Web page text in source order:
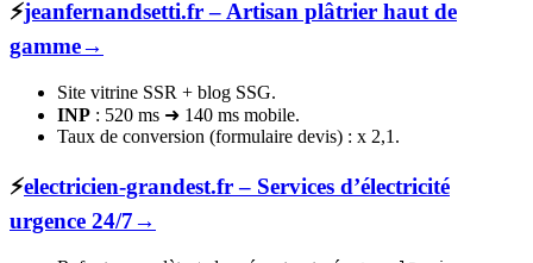
⚡jeanfernandsetti.fr– Artisan plâtrier haut de
gamme→
Site vitrine SSR + blog SSG.
INP : 520 ms ➜ 140 ms mobile.
Taux de conversion (formulaire devis) : x 2,1.
⚡electricien-grandest.fr– Services d’électricité
urgence 24/7→